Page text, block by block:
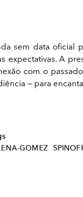
sem data oficial
expectativas. A
com o
— para
GOMEZ